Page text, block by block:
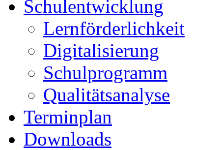
Schulentwicklung
Lernförderlichkeit
Digitalisierung
Schulprogramm
Qualitätsanalyse
Terminplan
Downloads